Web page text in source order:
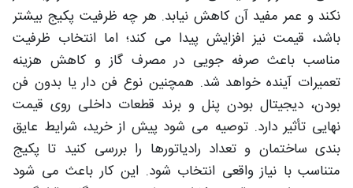
نکند و عمر مفید آن کاهش نیابد. هر چه ظرفیت پکیج بیشتر
باشد، قیمت نیز افزایش پیدا می کند؛ اما انتخاب ظرفیت
مناسب باعث صرفه جویی در مصرف گاز و کاهش هزینه
تعمیرات آینده خواهد شد. همچنین نوع فن دار یا بدون فن
بودن، دیجیتال بودن پنل و برند قطعات داخلی روی قیمت
نهایی تأثیر دارد. توصیه می شود پیش از خرید، شرایط عایق
بندی ساختمان و تعداد رادیاتورها را بررسی کنید تا پکیج
متناسب با نیاز واقعی انتخاب شود. این کار باعث می شود